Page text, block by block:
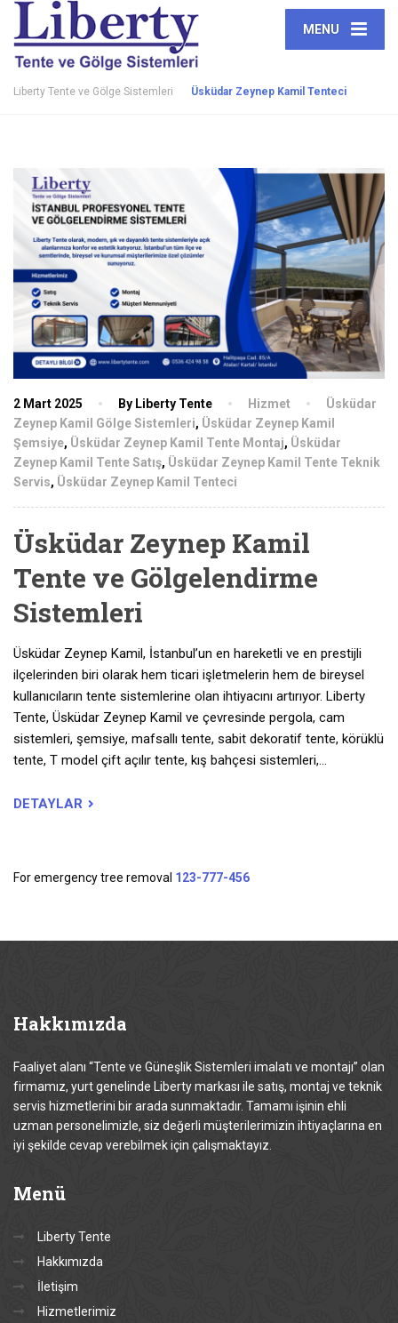
MENU
Liberty Tente ve Gölge Sistemleri Üsküdar Zeynep Kamil Tenteci
2 Mart 2025 By Liberty Tente Hizmet
Üsküdar
Zeynep Kamil Gölge Sistemleri, Üsküdar Zeynep Kamil
Şemsiye, Üsküdar Zeynep Kamil Tente Montaj, Üsküdar
Zeynep Kamil Tente Satış, Üsküdar Zeynep Kamil Tente Teknik
Servis, Üsküdar Zeynep Kamil Tenteci
Üsküdar Zeynep Kamil
Tente ve Gölgelendirme
Sistemleri
Üsküdar Zeynep Kamil, İstanbul’un en hareketli ve en prestijli
ilçelerinden biri olarak hem ticari işletmelerin hem de bireysel
kullanıcıların tente sistemlerine olan ihtiyacını artırıyor. Liberty
Tente, Üsküdar Zeynep Kamil ve çevresinde pergola, cam
sistemleri, şemsiye, mafsallı tente, sabit dekoratif tente, körüklü
tente, T model çift açılır tente, kış bahçesi sistemleri,…
DETAYLAR
For emergency tree removal 123-777-456
Hakkımızda
Faaliyet alanı “Tente ve Güneşlik Sistemleri imalatı ve montajı” olan
firmamız, yurt genelinde Liberty markası ile satış, montaj ve teknik
servis hizmetlerini bir arada sunmaktadır. Tamamı işinin ehli
uzman personelimizle, siz değerli müşterilerimizin ihtiyaçlarına en
iyi şekilde cevap verebilmek için çalışmaktayız.
Menü
Liberty Tente
Hakkımızda
İletişim
Hizmetlerimiz